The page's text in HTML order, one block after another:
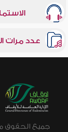
عدد مرات
جميع الحقوق محفوظة © 2026 -